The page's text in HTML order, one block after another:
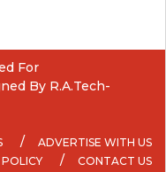
For
By R.A.Tech-
ADVERTISE WITH US
CONTACT US